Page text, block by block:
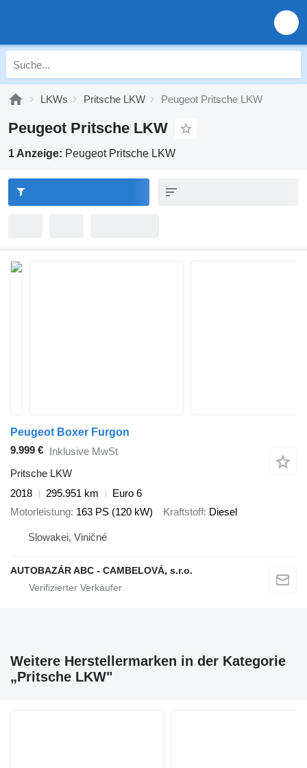
LKWs Pritsche LKW Peugeot Pritsche LKW
Peugeot Pritsche LKW
1 Anzeige: Peugeot Pritsche LKW
Peugeot Boxer Furgon
9.999 € Inklusive MwSt
Pritsche LKW
2018
295.951 km
Euro 6
Motorleistung 163 PS (120 kW) Kraftstoff Diesel
Slowakei, Viničné
AUTOBAZÁR ABC - CAMBELOVÁ, s.r.o.
Weitere Herstellermarken in der Kategorie
„Pritsche LKW"